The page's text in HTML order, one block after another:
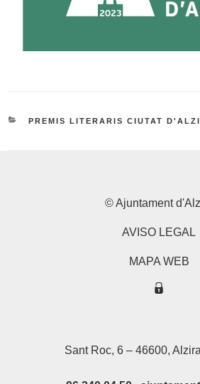
CATEGORIES
PREMIS LITERARIS CIUTAT
© Ajuntament
AVISO LEGAL
MAPA WEB
Sant Roc, 6 – 46600,